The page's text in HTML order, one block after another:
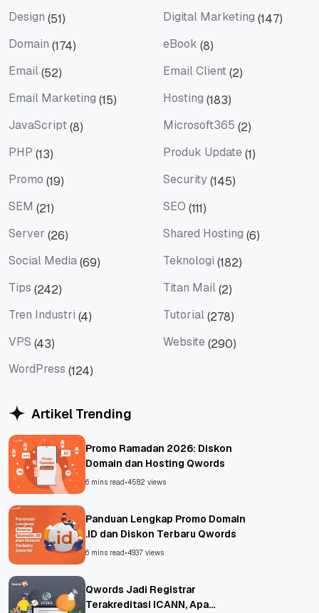
Design (51) Digital Marketing (147)
Domain (174) eBook (8)
Email(52) Email Client(2)
Email Marketing (15) Hosting (183)
JavaScript(8) Microsoft365 (2)
PHP (13) Produk Update (1)
Promo (19) Security(145)
SEM (21) SEO (111)
Server (26) Shared Hosting (6)
Social Media(69) Teknologi (182)
Tips (242) Titan Mail(2)
Tren Industri (4) Tutorial(278)
VPS (43) Website (290)
WordPress (124)
Artikel Trending
Promo Ramadan 2026: Diskon
Domain dan Hosting Qwords
6 mins read•4582 views
Panduan Lengkap Promo Domain
.ID dan Diskon Terbaru Qwords
6 mins read•4937 views
Qwords Jadi Registrar
Terakreditasi ICANN, Apa